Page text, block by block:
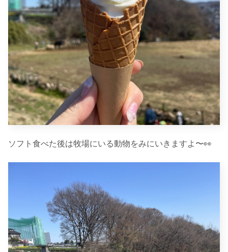
ソフト食べた後は牧場にいる動物をみにいきますよ〜👀